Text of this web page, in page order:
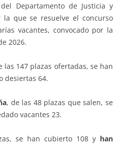
Departamento de Justicia y
la que se resuelve el concurso
vacantes, convocado por la
2026.
las 147 plazas ofertadas, se han
desiertas 64.
, de las 48 plazas que salen, se
vacantes 23.
se han cubierto 108 y han